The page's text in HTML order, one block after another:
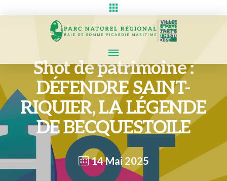
Shot de patrimoine :
DÉFENDRE SAINT-
RIQUIER, LA LÉGENDE
DE BECQUESTOILE
14 Mai 2025